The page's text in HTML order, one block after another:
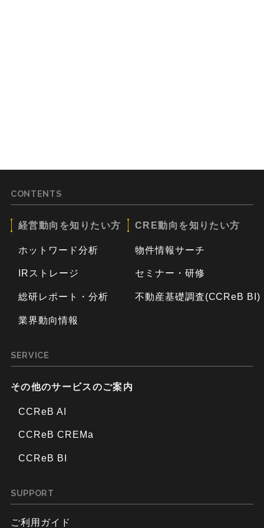
CONTENTS
経営動向を知りたい方
ホットワード分析
IRストレージ
総研レポート・分析
業界動向情報
CRE動向を知りたい方
物件情報サーチ
セミナー・研修
不動産基礎調査(CCReB BI)
SERVICE
その他のサービスのご案内
CCReB AI
CCReB CREMa
CCReB BI
SUPPORT
ご利用ガイド